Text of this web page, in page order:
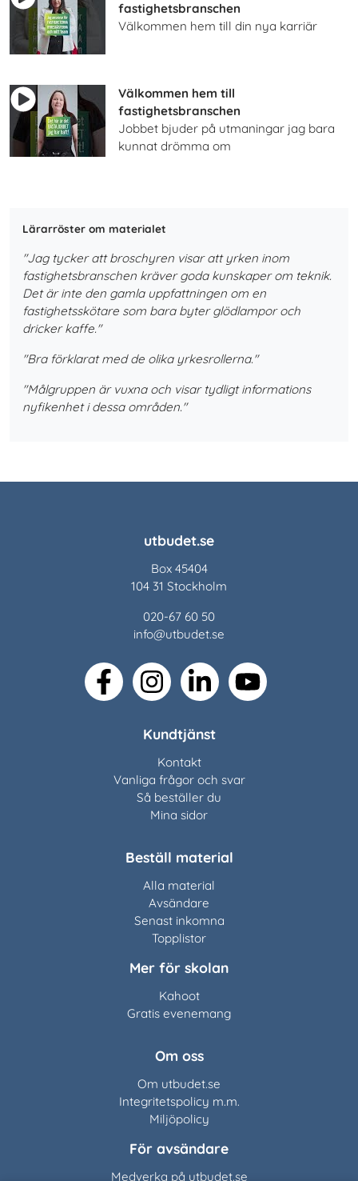
fastighetsbranschen
Välkommen hem till din nya karriär
Välkommen hem till
fastighetsbranschen
Jobbet bjuder på utmaningar jag bara
kunnat drömma om
Lärarröster om materialet
"Jag tycker att broschyren visar att yrken inom
fastighetsbranschen kräver goda kunskaper om teknik.
Det är inte den gamla uppfattningen om en
fastighetsskötare som bara byter glödlampor och
dricker kaffe."
"Bra förklarat med de olika yrkesrollerna."
"Målgruppen är vuxna och visar tydligt informations
nyfikenhet i dessa områden."
utbudet.se
Box 45404
104 31 Stockholm
020-67 60 50
info@utbudet.se
facebookinstagramlinkedin youtube
Kundtjänst
Kontakt
Vanliga frågor och svar
Så beställer du
Mina sidor
Beställ material
Alla material
Avsändare
Senast inkomna
Topplistor
Mer för skolan
Kahoot
Gratis evenemang
Om oss
Om utbudet.se
Integritetspolicy m.m.
Miljöpolicy
För avsändare
Medverka på utbudet.se